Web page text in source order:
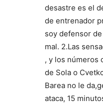
desastre es el
de entrenador
soy defensor
mal. 2.Las
, y los números
de Sola o
Barea no le
ataca, 15